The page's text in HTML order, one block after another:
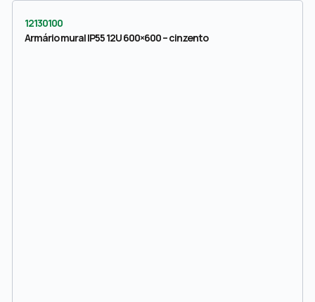
12130100
Armário mural IP55 12U 600×600 – cinzento